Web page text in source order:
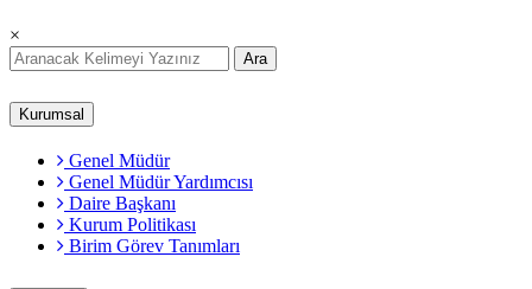
×
Ara
Kurumsal
Genel Müdür
Genel Müdür Yardımcısı
Daire Başkanı
Kurum Politikası
Birim Görev Tanımları